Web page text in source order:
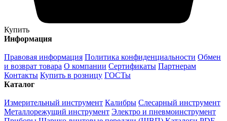
Купить
Информация
Правовая информация Политика конфиденциальности Обмен
и возврат товара О компании Сертификаты Партнерам
Контакты Купить в розницу ГОСТы
Каталог
Измерительный инструмент Калибры Слесарный инструмент
Металлорежущий инструмент Электро и пневмоинструмент